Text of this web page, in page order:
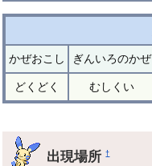
かぜおこし ぎんいろのかぜ
どくどく むしくい
出現場所†